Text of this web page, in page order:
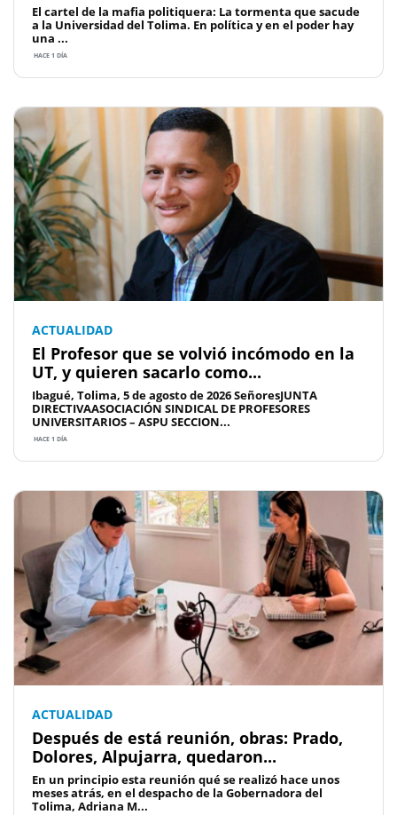
El cartel de la mafia politiquera: La tormenta que sacude
a la Universidad del Tolima. En política y en el poder hay
una ...
HACE 1 DÍA
ACTUALIDAD
El Profesor que se volvió incómodo en la
UT, y quieren sacarlo como...
Ibagué, Tolima, 5 de agosto de 2026 SeñoresJUNTA
DIRECTIVAASOCIACIÓN SINDICAL DE PROFESORES
UNIVERSITARIOS – ASPU SECCION...
HACE 1 DÍA
ACTUALIDAD
Después de está reunión, obras: Prado,
Dolores, Alpujarra, quedaron...
En un principio esta reunión qué se realizó hace unos
meses atrás, en el despacho de la Gobernadora del
Tolima, Adriana M...